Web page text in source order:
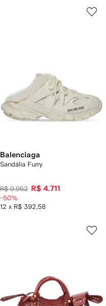
Balenciaga
Sandália Furry
R$ 9.952 R$ 4.711
12 x R$ 392,58
-50%